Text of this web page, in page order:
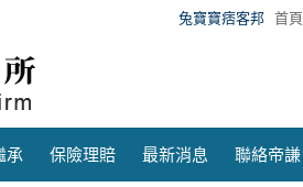
兔寶寶痞客邦 首頁
承 保險理賠 最新消息 聯絡帝謙